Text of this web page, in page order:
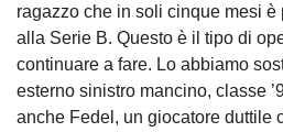
ragazzo che in soli cinque mesi
alla Serie B. Questo è il tipo di
continuare a fare. Lo abbiamo
esterno sinistro mancino, classe
anche Fedel, un giocatore duttile